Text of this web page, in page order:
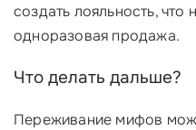
создать лояльность, что
одноразовая продажа.
Что делать дальше?
Переживание мифов